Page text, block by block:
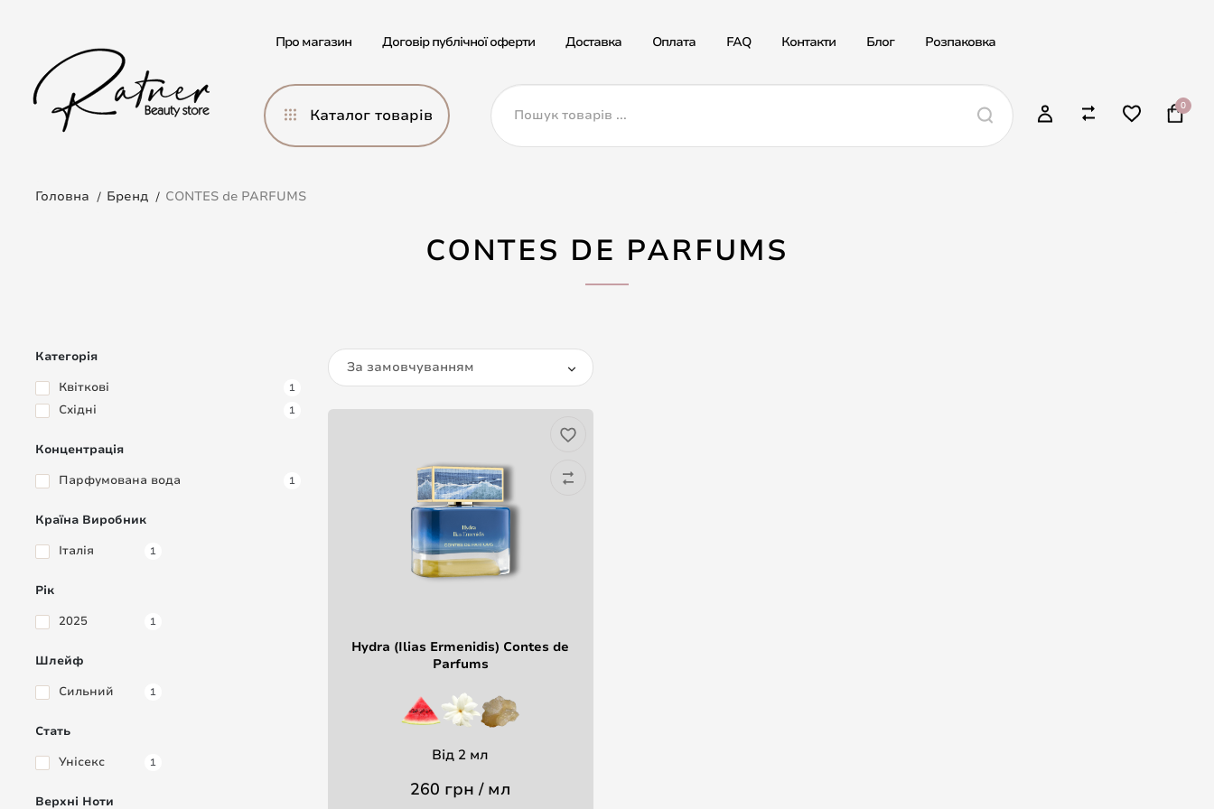
Про магазин Договір публічної оферти Доставка Оплата FAQ Контакти Блог Розпаковка
Каталог товарів 0
Головна Бренд CONTES de PARFUMS
CONTES DE PARFUMS
Категорія
Квіткові
1
Східні 1
Концентрація
Парфумована вода
1
Країна Виробник
Італія
1
Рік
2025
1
Шлейф
Сильний
1
Стать
Унісекс
1
Верхні Ноти
За замовчуванням
Hydra (Ilias Ermenidis) Contes de
Parfums
Від 2 мл
260 грн / мл